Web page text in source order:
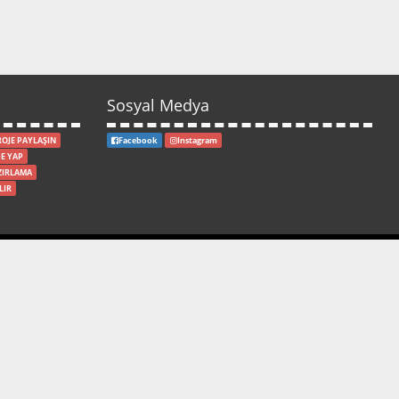
PAYLAŞIN
YAP
Sosyal Medya
Facebook Instagram